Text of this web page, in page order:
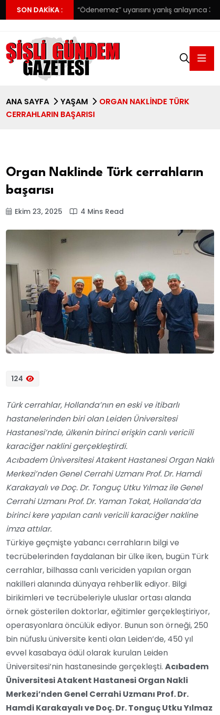
SON DAKIKA :
detayı “Ödenemez” uyarısını yanlış anlayınca 38
ANA SAYFA YAŞAM
ORGAN NAKLINDE TÜRK
CERRAHLARIN BAŞARISI
Organ Naklinde Türk cerrahların
başarısı
Ekim 23, 2025 4 Mins Read
124
Türk cerrahlar, Hollanda’nın en eski ve itibarlı
hastanelerinden biri olan Leiden Üniversitesi
Hastanesi’nde, ülkenin birinci erişkin canlı vericili
karaciğer naklini gerçekleştirdi.
Acıbadem Üniversitesi Atakent Hastanesi Organ Nakli
Merkezi’nden Genel Cerrahi Uzmanı Prof. Dr. Hamdi
Karakayalı ve Doç. Dr. Tonguç Utku Yılmaz ile Genel
Cerrahi Uzmanı Prof. Dr. Yaman Tokat, Hollanda’da
birinci kere yapılan canlı vericili karaciğer nakline
imza attılar.
Türkiye geçmişte yabancı cerrahların bilgi ve
tecrübelerinden faydalanan bir ülke iken, bugün Türk
cerrahlar, bilhassa canlı vericiden yapılan organ
nakilleri alanında dünyaya rehberlik ediyor. Bilgi
birikimleri ve tecrübeleriyle uluslar ortası alanda
örnek gösterilen doktorlar, eğitimler gerçekleştiriyor,
operasyonlara öncülük ediyor. Bunun son örneği, 250
bin nüfuslu üniversite kenti olan Leiden’de, 450 yıl
evvel kasabaya ödül olarak kurulan Leiden
Üniversitesi’nin hastanesinde gerçekleşti. Acıbadem
Üniversitesi Atakent Hastanesi Organ Nakli
Merkezi’nden Genel Cerrahi Uzmanı Prof. Dr.
Hamdi Karakayalı ve Doç. Dr. Tonguç Utku Yılmaz